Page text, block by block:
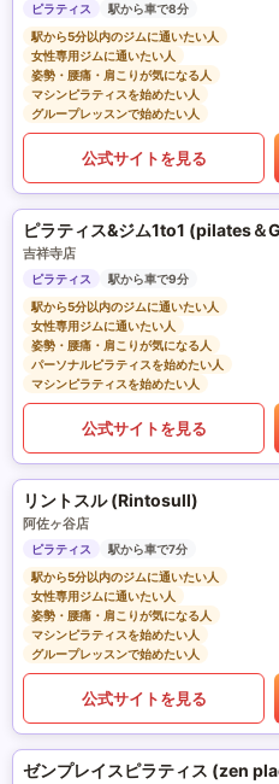
ピラティス
駅から車で8分
駅から5分以内のジムに通いたい人
女性専用ジムに通いたい人
姿勢・腰痛・肩こりが気になる人
マシンピラティスを始めたい人
グループレッスンで始めたい人
公式サイトを見る
ピラティス&ジム1to1 (pilates＆
吉祥寺店
ピラティス
駅から車で9分
駅から5分以内のジムに通いたい人
女性専用ジムに通いたい人
姿勢・腰痛・肩こりが気になる人
パーソナルピラティスを始めたい人
マシンピラティスを始めたい人
公式サイトを見る
リントスル (Rintosull)
阿佐ヶ谷店
ピラティス
駅から車で7分
駅から5分以内のジムに通いたい人
女性専用ジムに通いたい人
姿勢・腰痛・肩こりが気になる人
マシンピラティスを始めたい人
グループレッスンで始めたい人
公式サイトを見る
ゼンプレイスピラティス (zen